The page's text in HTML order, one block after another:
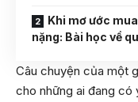
Khi mơ ước
nặng: Bài học về
Câu chuyện của một
cho những ai đang có